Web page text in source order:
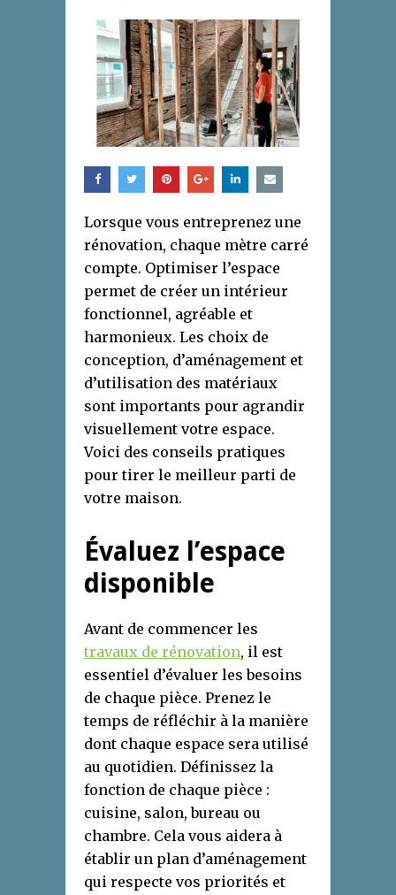
Lorsque vous entreprenez une
rénovation, chaque mètre carré
compte. Optimiser l’espace
permet de créer un intérieur
fonctionnel, agréable et
harmonieux. Les choix de
conception, d’aménagement et
d’utilisation des matériaux
sont importants pour agrandir
visuellement votre espace.
Voici des conseils pratiques
pour tirer le meilleur parti de
votre maison.
Évaluez l’espace
disponible
Avant de commencer les
travaux de rénovation, il est
essentiel d’évaluer les besoins
de chaque pièce. Prenez le
temps de réfléchir à la manière
dont chaque espace sera utilisé
au quotidien. Définissez la
fonction de chaque pièce :
cuisine, salon, bureau ou
chambre. Cela vous aidera à
établir un plan d’aménagement
qui respecte vos priorités et